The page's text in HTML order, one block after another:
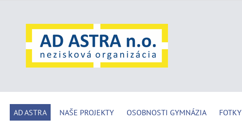
AD ASTRA NAŠE PROJEKTY OSOBNOSTI GYMNÁZIA FOTKY